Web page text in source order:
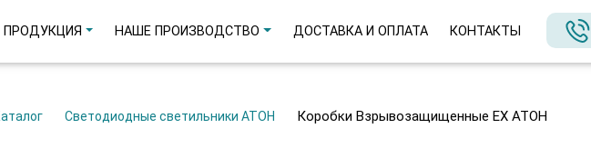
ПРОДУКЦИЯ НАШЕ ПРОИЗВОДСТВО ДОСТАВКА И ОПЛАТА КОНТАКТЫ
Каталог Светодиодные светильники АТОН Коробки Взрывозащищенные EX АТОН